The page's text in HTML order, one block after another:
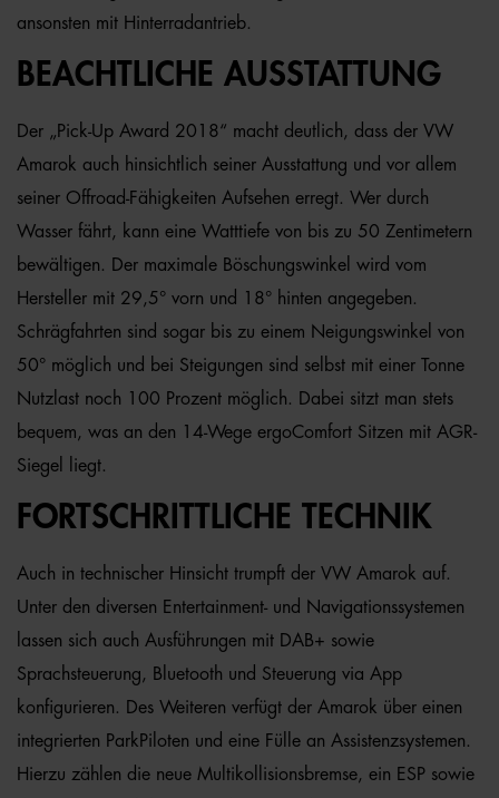
ansonsten mit Hinterradantrieb.
BEACHTLICHE AUSSTATTUNG
Der „Pick-Up Award 2018“ macht deutlich, dass der VW
Amarok auch hinsichtlich seiner Ausstattung und vor allem
seiner Offroad-Fähigkeiten Aufsehen erregt. Wer durch
Wasser fährt, kann eine Watttiefe von bis zu 50 Zentimetern
bewältigen. Der maximale Böschungswinkel wird vom
Hersteller mit 29,5° vorn und 18° hinten angegeben.
Schrägfahrten sind sogar bis zu einem Neigungswinkel von
50° möglich und bei Steigungen sind selbst mit einer Tonne
Nutzlast noch 100 Prozent möglich. Dabei sitzt man stets
bequem, was an den 14-Wege ergoComfort Sitzen mit AGR-
Siegel liegt.
FORTSCHRITTLICHE TECHNIK
Auch in technischer Hinsicht trumpft der VW Amarok auf.
Unter den diversen Entertainment- und Navigationssystemen
lassen sich auch Ausführungen mit DAB+ sowie
Sprachsteuerung, Bluetooth und Steuerung via App
konfigurieren. Des Weiteren verfügt der Amarok über einen
integrierten ParkPiloten und eine Fülle an Assistenzsystemen.
Hierzu zählen die neue Multikollisionsbremse, ein ESP sowie